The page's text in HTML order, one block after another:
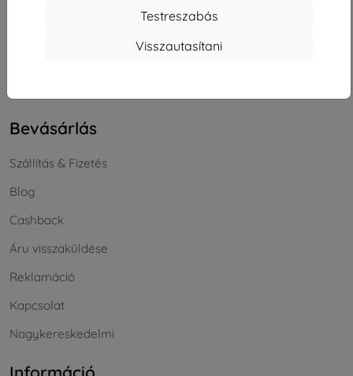
Testreszabás
Visszautasítani
Bevásárlás
Szállítás & Fizetés
Blog
Cashback
Áru visszaküldése
Reklamáció
Kapcsolat
Nagykereskedelmi